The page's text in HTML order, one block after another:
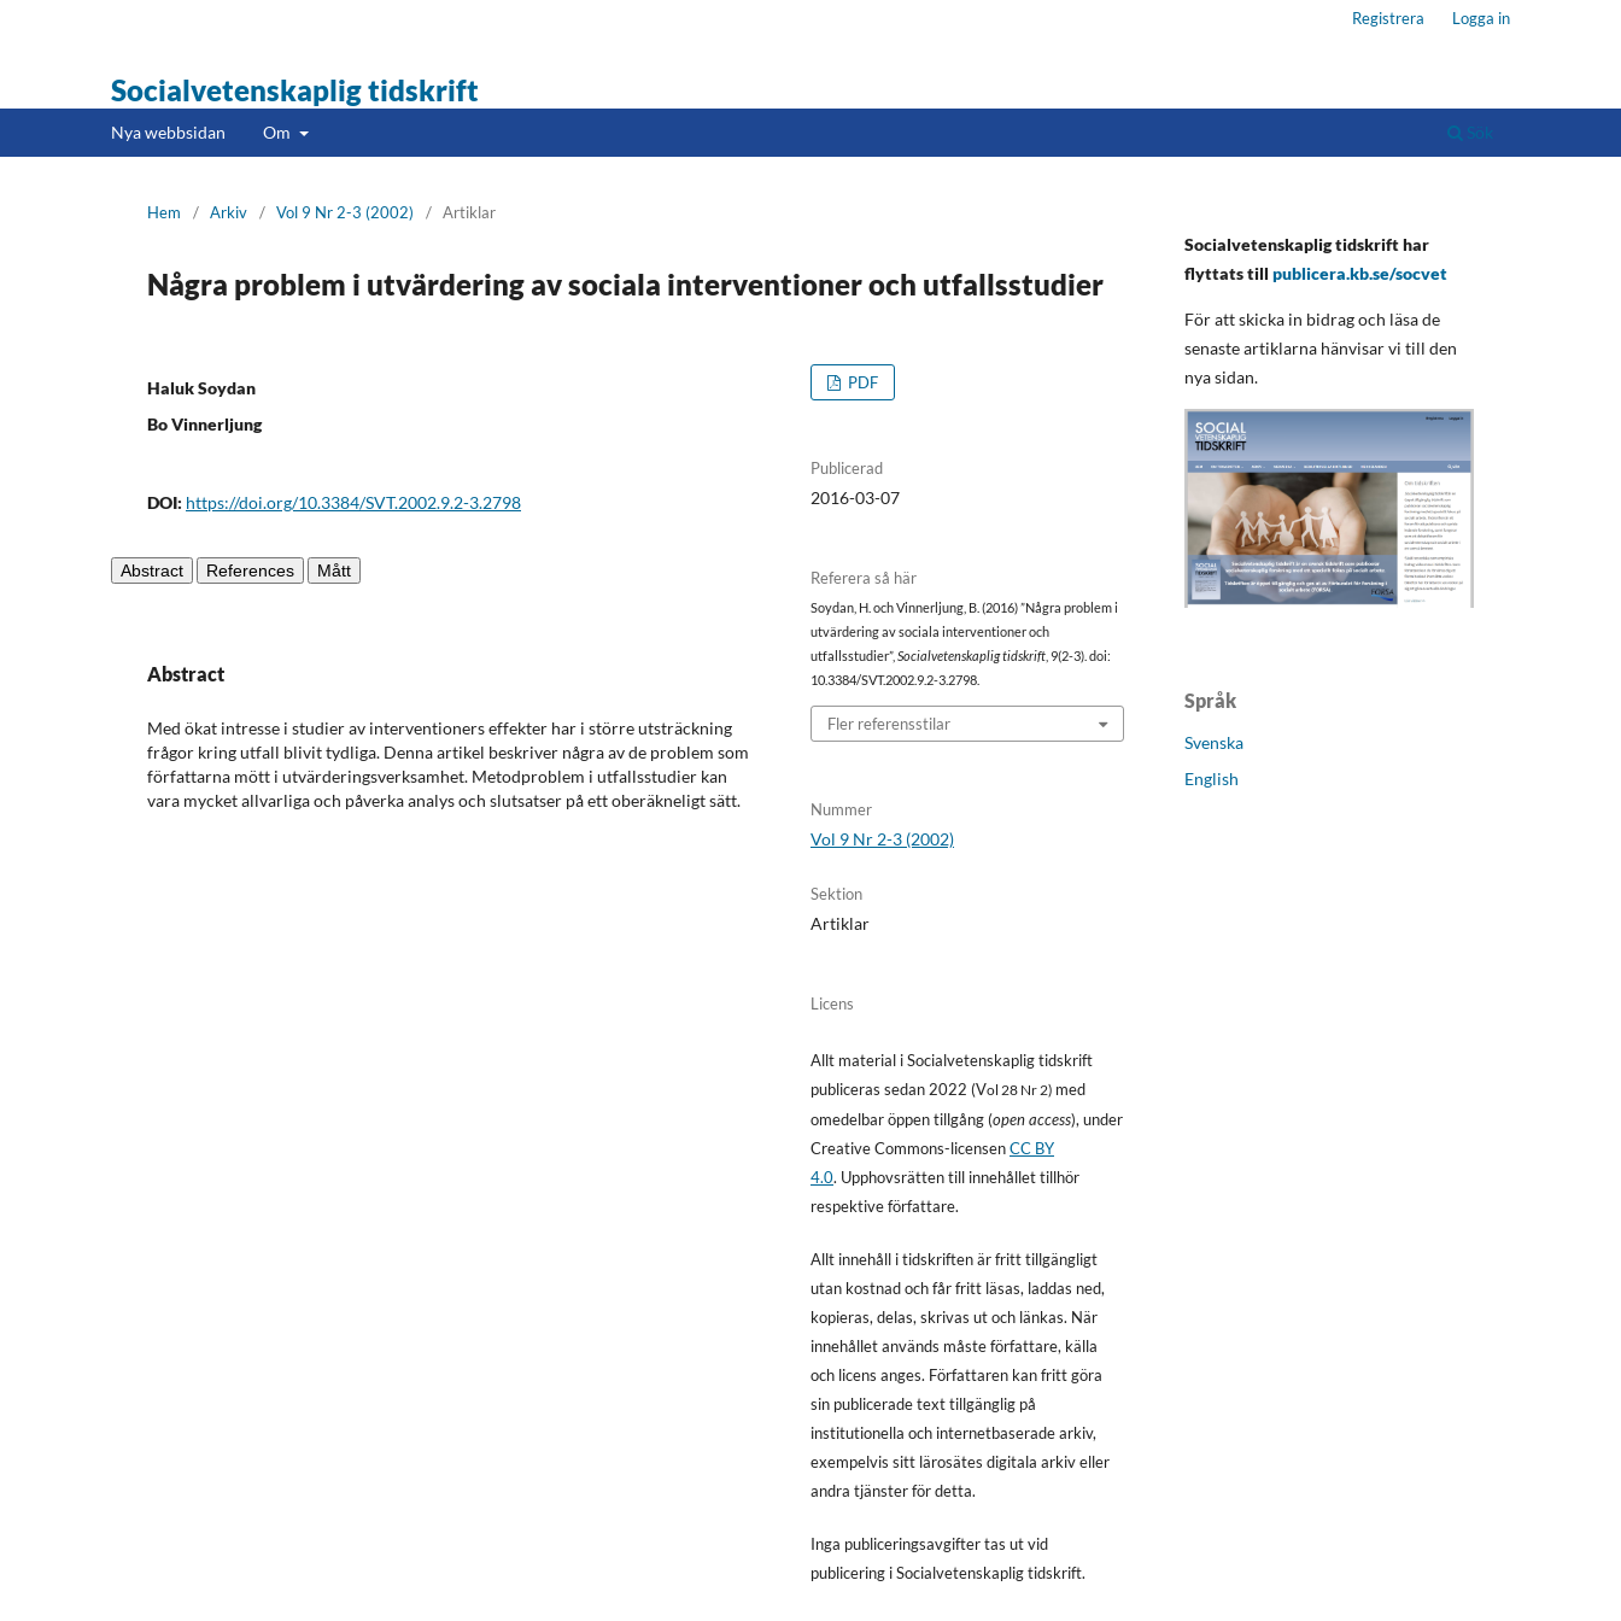
Socialvetenskaplig tidskrift
Nya webbsidan Om Sök
Registrera Logga in
Hem / Arkiv / Vol 9 Nr 2-3 (2002) / Artiklar
Några problem i utvärdering av sociala interventioner och utfallsstudier
Haluk Soydan
Bo Vinnerljung
DOI: https://doi.org/10.3384/SVT.2002.9.2-3.2798
Abstract References Mått
Abstract
Med ökat intresse i studier av interventioners effekter har i större utsträckning
frågor kring utfall blivit tydliga. Denna artikel beskriver några av de problem som
författarna mött i utvärderingsverksamhet. Metodproblem i utfallsstudier kan
vara mycket allvarliga och påverka analys och slutsatser på ett oberäkneligt sätt.
PDF
Publicerad
2016-03-07
Referera så här
Soydan, H. och Vinnerljung, B. (2016) ”Några problem i
utvärdering av sociala interventioner och
utfallsstudier”,Socialvetenskaplig tidskrift , 9(2-3). doi:
10.3384/SVT.2002.9.2-3.2798.
Fler referensstilar
Nummer
Vol 9 Nr 2-3 (2002)
Sektion
Artiklar
Licens
Allt material i Socialvetenskaplig tidskrift
publiceras sedan 2022 (Vol 28 Nr 2) med
omedelbar öppen tillgång (open access), under
Creative Commons-licensenCC BY
4.0. Upphovsrätten till innehållet tillhör
respektive författare.
Allt innehåll i tidskriften är fritt tillgängligt
utan kostnad och får fritt läsas, laddas ned,
kopieras, delas, skrivas ut och länkas. När
innehållet används måste författare, källa
och licens anges. Författaren kan fritt göra
sin publicerade text tillgänglig på
institutionella och internetbaserade arkiv,
exempelvis sitt lärosätes digitala arkiv eller
andra tjänster för detta.
Inga publiceringsavgifter tas ut vid
publicering i Socialvetenskaplig tidskrift.
Socialvetenskaplig tidskrift har
flyttats till publicera.kb.se/socvet
För att skicka in bidrag och läsa de
senaste artiklarna hänvisar vi till den
nya sidan.
Språk
Svenska
English